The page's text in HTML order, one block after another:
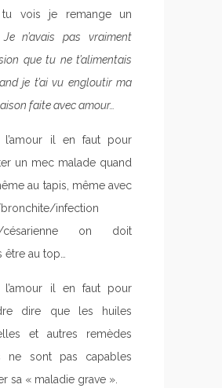
vois je remange un
Je n’avais pas vraiment
que tu ne t’alimentais
je t’ai vu engloutir ma
faite avec amour…
l’amour il en faut pour
un mec malade quand
au tapis, même avec
infection
césarienne on doit
au top…
l’amour il en faut pour
dire que les huiles
et autres remèdes
ne sont pas capables
sa « maladie grave ».